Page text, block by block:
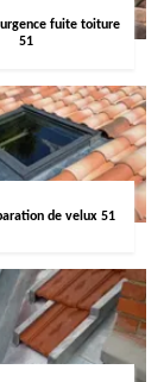
fuite toiture
51
de velux 51